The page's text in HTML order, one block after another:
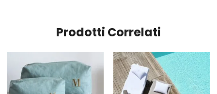
Prodotti Correlati